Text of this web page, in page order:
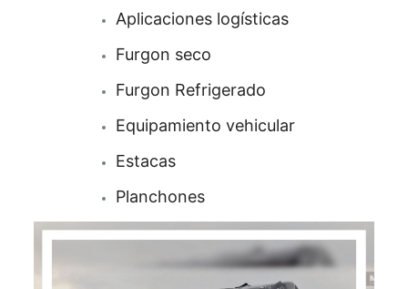
Aplicaciones logísticas
Furgon seco
Furgon Refrigerado
Equipamiento vehicular
Estacas
Planchones